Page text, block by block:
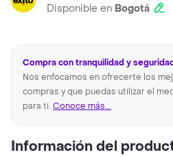
Disponible en Bogotá
Compra con tranquilidad y
Nos enfocamos en ofrecerte los
compras y que puedas utilizar el
para ti. Conoce más...
Información del